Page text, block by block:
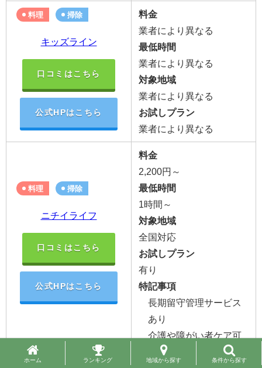
料理 掃除
キッズライン
口コミはこちら
公式HPはこちら
料金
業者により異なる
最低時間
業者により異なる
対象地域
業者により異なる
お試しプラン
業者により異なる
料理 掃除
ニチイライフ
口コミはこちら
公式HPはこちら
料金
2,200円～
最低時間
1時間～
対象地域
全国対応
お試しプラン
有り
特記事項
長期留守管理サービス
あり
介護や障がい者ケア可
料理 料金